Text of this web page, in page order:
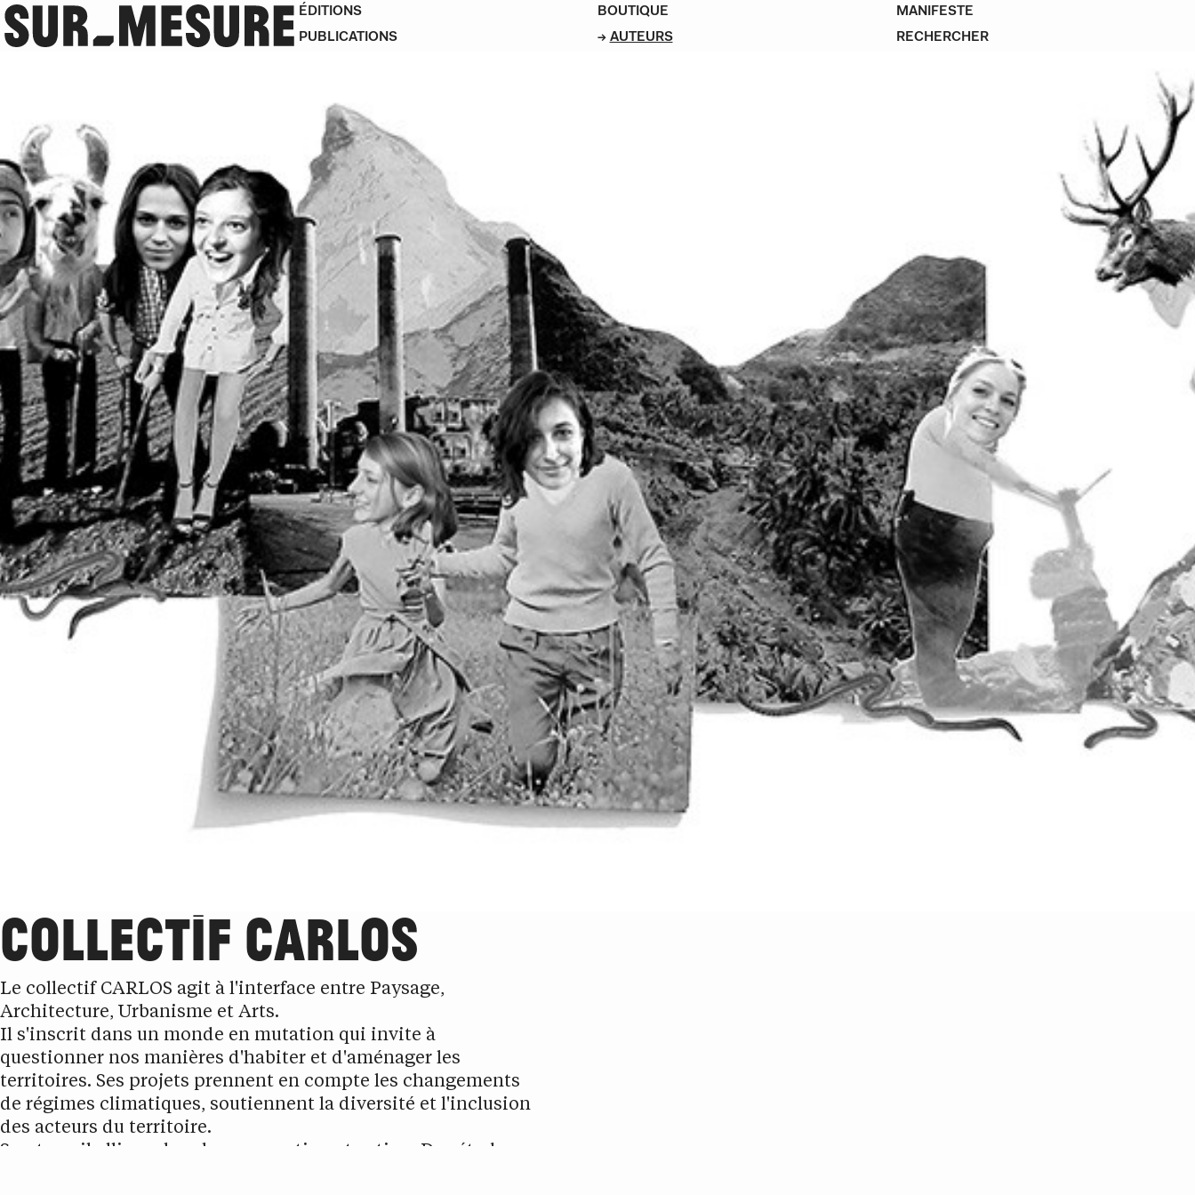
ÉDITIONS
PUBLICATIONS
BOUTIQUE
AUTEURS
MANIFESTE
COLLECTIF CARLOS
Le collectif CARLOS agit à l'interface entre Paysage,
Architecture, Urbanisme et Arts.
Il s'inscrit dans un monde en mutation qui invite à
questionner nos manières d'habiter et d'aménager les
territoires. Ses projets prennent en compte les changements
de régimes climatiques, soutiennent la diversité et l'inclusion
des acteurs du territoire.
Son travail allie recherche, conception et action. Des études